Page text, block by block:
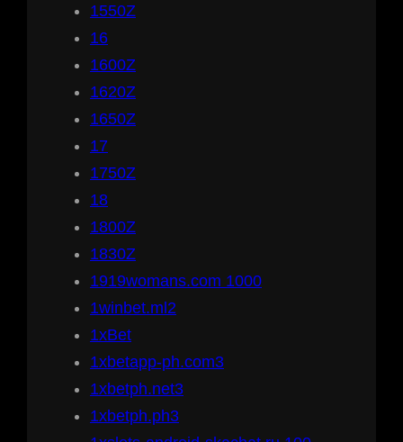
1550Z
16
1600Z
1620Z
1650Z
17
1750Z
18
1800Z
1830Z
1919womans.com 1000
1winbet.ml2
1xBet
1xbetapp-ph.com3
1xbetph.net3
1xbetph.ph3